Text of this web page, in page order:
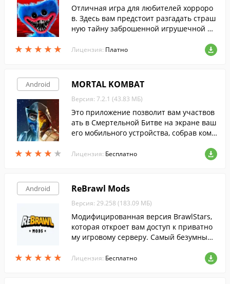
★ ★ ★ ★ ★
★ ★ ★ ★ ★
Отличная игра для любителей хорроро
в. Здесь вам предстоит разгадать страш
ную тайну заброшенной игрушечной фа
едующего за вами по пятам.
Лицензия: Платно
Android
★ ★ ★ ★ ★
★ ★ ★ ★ ★
MORTAL KOMBAT
Версия: 7.2.1 (43.83 МБ)
Это приложение позволит вам участвов
ать в Смертельной Битве на экране ваш
его мобильного устройства, собрав кома
жестоких битвах 3 на 3.
Лицензия: Бесплатно
Android
★ ★ ★ ★ ★
★ ★ ★ ★ ★
ReBrawl Mods
Версия: 29.258 (183.09 МБ)
Модифицированная версия BrawlStars,
которая откроет вам доступ к приватно
му игровому серверу. Самый безумный
ным балансом.
Лицензия: Бесплатно